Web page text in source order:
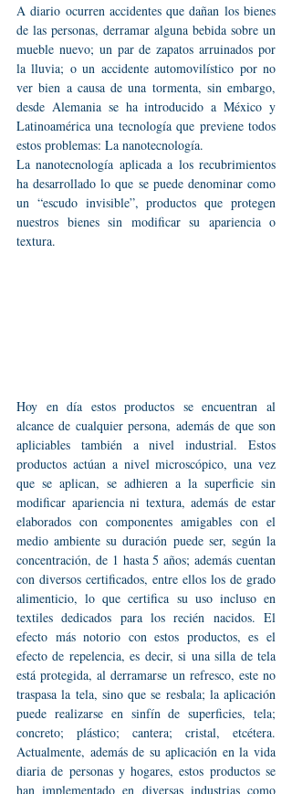
A diario ocurren accidentes que dañan los bienes
de las personas, derramar alguna bebida sobre un
mueble nuevo; un par de zapatos arruinados por
la lluvia; o un accidente automovilístico por no
ver bien a causa de una tormenta, sin embargo,
desde Alemania se ha introducido a México y
Latinoamérica una tecnología que previene todos
estos problemas: La nanotecnología.
La nanotecnología aplicada a los recubrimientos
ha desarrollado lo que se puede denominar como
un “escudo invisible”, productos que protegen
nuestros bienes sin modificar su apariencia o
textura.
Hoy en día estos productos se encuentran al
alcance de cualquier persona, además de que son
apliciables también a nivel industrial. Estos
productos actúan a nivel microscópico, una vez
que se aplican, se adhieren a la superficie sin
modificar apariencia ni textura, además de estar
elaborados con componentes amigables con el
medio ambiente su duración puede ser, según la
concentración, de 1 hasta 5 años; además cuentan
con diversos certificados, entre ellos los de grado
alimenticio, lo que certifica su uso incluso en
textiles dedicados para los recién nacidos. El
efecto más notorio con estos productos, es el
efecto de repelencia, es decir, si una silla de tela
está protegida, al derramarse un refresco, este no
traspasa la tela, sino que se resbala; la aplicación
puede realizarse en sinfín de superficies, tela;
concreto; plástico; cantera; cristal, etcétera.
Actualmente, además de su aplicación en la vida
diaria de personas y hogares, estos productos se
han implementado en diversas industrias como